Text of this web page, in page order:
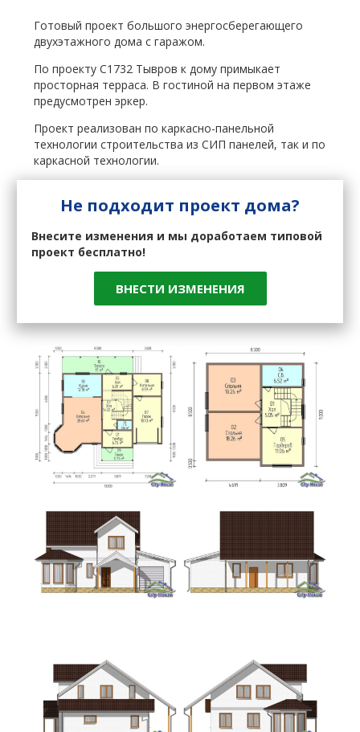
Готовый проект большого энергосберегающего
двухэтажного дома с гаражом.
По проекту C1732 Тывров к дому примыкает
просторная терраса. В гостиной на первом этаже
предусмотрен эркер.
Проект реализован по каркасно-панельной
технологии строительства из СИП панелей, так и по
каркасной технологии.
Не подходит проект дома?
Внесите изменения и мы доработаем типовой
проект бесплатно!
ВНЕСТИ ИЗМЕНЕНИЯ